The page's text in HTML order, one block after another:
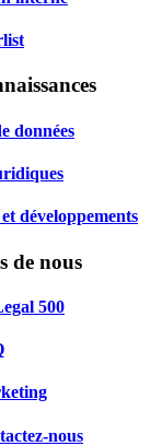
données
développements
de nous
500
nous